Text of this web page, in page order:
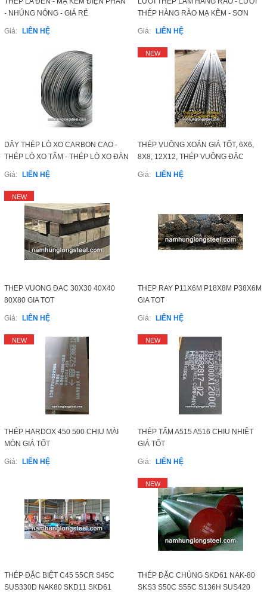
- NHÚNG NÓNG - GIÁ RẺ
Giá: LIÊN HỆ
THÉP HÀNG RÀO MẠ KẼM - SƠN
MÀU ĐIỆN TỈNH - LƯỚI THÉP HÀNG
Giá: LIÊN HỆ
DÂY THÉP LÒ XO CARBON CAO -
THÉP LÒ XO TẤM - THÉP LÒ XO ĐÀN
HỒI GIÁ TỐT
Giá: LIÊN HỆ
NEW
THÉP VUÔNG XOẮN GIÁ TỐT, 6X6,
8X8, 12X12, THÉP VUÔNG ĐẶC
Giá: LIÊN HỆ
NEW
THEP VUONG ĐAC 30X30 40X40
80X80 GIA TOT
Giá: LIÊN HỆ
THEP RAY P11X6M P18X8M P38X6M
GIA TOT
Giá: LIÊN HỆ
NEW
THÉP HARDOX 450 500 CHỊU MÀI
MÒN GIÁ TỐT
Giá: LIÊN HỆ
NEW
THÉP TẤM A515 A516 CHỊU NHIỆT
GIÁ TỐT
Giá: LIÊN HỆ
THÉP ĐẶC BIỆT C45 55CR S45C
SUS330D NAK80 SKD11 SKD61
NEW
THÉP ĐẶC CHỦNG SKD61 NAK-80
SKS3 S50C S55C S136H SUS420
Liên Hệ
LET'S GET SOCIAL
Facebook
Twitter
Google+
Youtube
LIÊN HỆ
Email
Gọi cho chúng tôi
Nhắn tin
COPYRIGHT 2015. ALL RIGHTS RESERVED